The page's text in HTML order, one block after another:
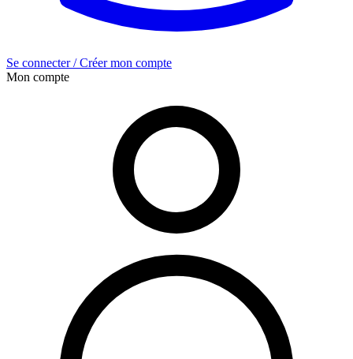
Se connecter / Créer mon compte
Mon compte